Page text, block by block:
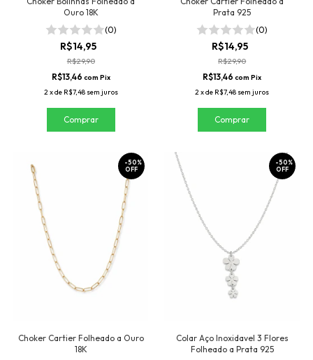
Ouro 18K
(0)
R$14,95
R$29,90
R$13,46 com Pix
2xde R$7,48 sem juros
Prata 925
(0)
R$14,95
R$29,90
R$13,46com Pix
2xde R$7,48 sem juros
Choker Cartier Folheado a Ouro
18K
-50%
OFF
Colar Aço Inoxidavel 3 Flores
Folheado a Prata 925
-50%
OFF